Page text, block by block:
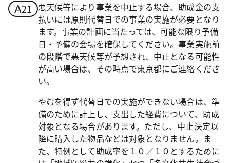
悪天候等により事業を中止する場合、助成金の支
払いには原則代替日での事業の実施が必要となり
ます。事業の計画に当たっては、可能な限り予備
日・予備の会場を確保してください。事業実施前
の段階で悪天候等が予想され、中止となる可能性
が高い場合は、その時点で東京都にご連絡くださ
い。
やむを得ず代替日での実施ができない場合は、準
備のために計上し、支出した経費について、助成
対象となる場合があります。ただし、中止決定以
降に購入した物品などは対象となりません。ま
た、特例として助成率を１０／１０とするために